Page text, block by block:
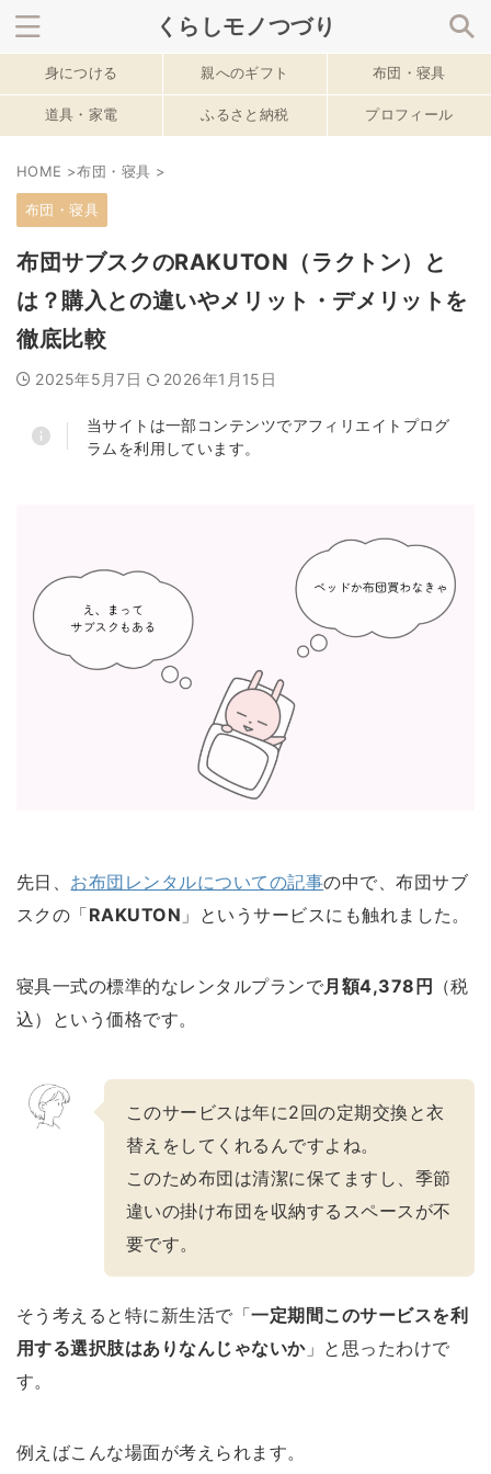
くらしモノつづり
サイト内を検索
春のおすすめ記事
かかと用 はらまき
=楽天roomでアイテムをまとめています=
身につける 親へのギフト 布団・寝具
道具・家電 ふるさと納税 プロフィール
HOME >布団・寝具 >
布団・寝具
布団サブスクのRAKUTON（ラクトン）と
は？購入との違いやメリット・デメリットを
徹底比較
2025年5月7日 2026年1月15日
当サイトは一部コンテンツでアフィリエイトプログ
ラムを利用しています。
先日、 お布団レンタルについての記事の中で、布団サブ
スクの「RAKUTON 」というサービスにも触れました。
寝具一式の標準的なレンタルプランで月額4,378円 （税
込）という価格です。
このサービスは年に2回の定期交換と衣
替えをしてくれるんですよね。
このため布団は清潔に保てますし、季節
違いの掛け布団を収納するスペースが不
要です。
そう考えると特に新生活で「一定期間このサービスを利
用する選択肢はありなんじゃないか」と思ったわけで
す。
例えばこんな場面が考えられます。